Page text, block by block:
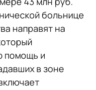
больнице
направят на
помощь и
в зоне